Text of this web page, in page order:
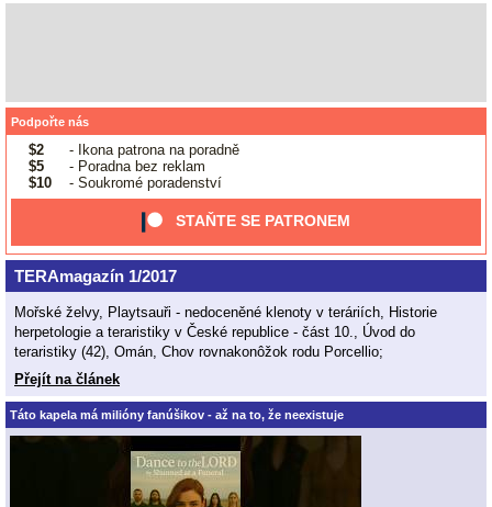
Podpořte nás
$2
- Ikona patrona na poradně
$5
- Poradna bez reklam
$10
- Soukromé poradenství
STAŇTE SE PATRONEM
TERAmagazín 1/2017
Mořské želvy, Playtsauři - nedoceněné klenoty v teráriích, Historie
herpetologie a teraristiky v České republice - část 10., Úvod do
teraristiky (42), Omán, Chov rovnakonôžok rodu Porcellio;
Přejít na článek
Táto kapela má milióny fanúšikov - až na to, že neexistuje